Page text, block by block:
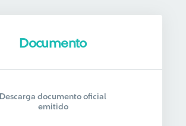
Documento
Descarga documento oficial
emitido